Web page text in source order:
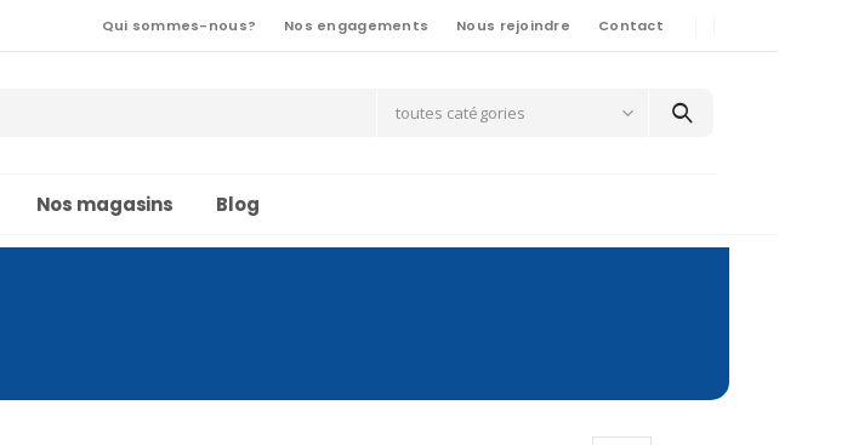
Qui sommes-nous? Nos engagements Nous rejoindre Contact
toutes catégories
Nos magasins Blog